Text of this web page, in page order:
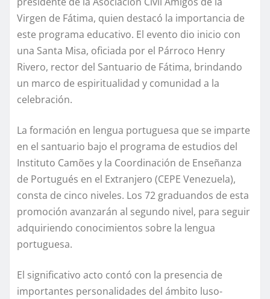
Virgen de Fátima, quien destacó la importancia de
este programa educativo. El evento dio inicio con
una Santa Misa, oficiada por el Párroco Henry
Rivero, rector del Santuario de Fátima, brindando
un marco de espiritualidad y comunidad a la
celebración.
La formación en lengua portuguesa que se imparte
en el santuario bajo el programa de estudios del
Instituto Camões y la Coordinación de Enseñanza
de Portugués en el Extranjero (CEPE Venezuela),
consta de cinco niveles. Los 72 graduandos de esta
promoción avanzarán al segundo nivel, para seguir
adquiriendo conocimientos sobre la lengua
portuguesa.
El significativo acto contó con la presencia de
importantes personalidades del ámbito luso-